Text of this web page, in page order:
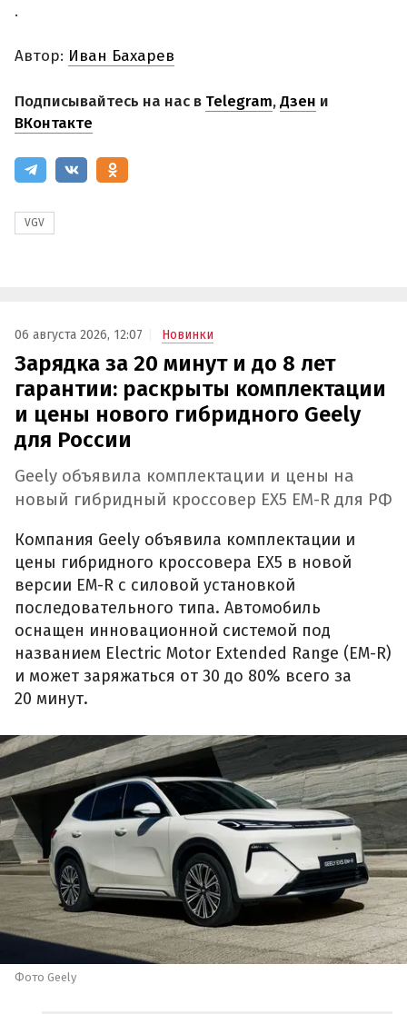
.
Автор: Иван Бахарев
Подписывайтесь на нас в Telegram,Дзен и
ВКонтакте
VGV
06 августа 2026, 12:07 Новинки
Зарядка за 20 минут и до 8 лет
гарантии: раскрыты комплектации
и цены нового гибридного Geely
для России
Geely объявила комплектации и цены на
новый гибридный кроссовер EX5 EM-R для РФ
Компания Geely объявила комплектации и
цены гибридного кроссовера EX5 в новой
версии EM-R с силовой установкой
последовательного типа. Автомобиль
оснащен инновационной системой под
названием Electric Motor Extended Range (EM-R)
и может заряжаться от 30 до 80% всего за
20 минут.
Фото Geely